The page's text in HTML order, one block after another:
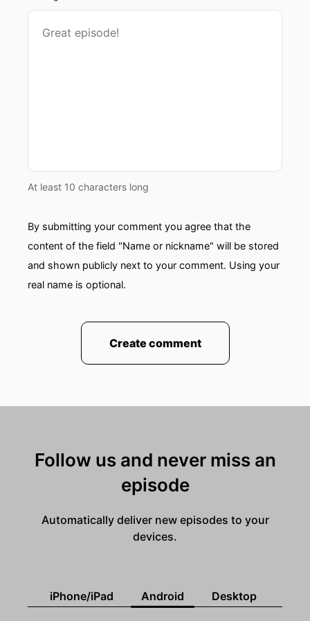
00:00:59: Darauf wollen wir uns heute
00:01:17: Etwas wovon wir überhaupt keine
00:01:23: Spätestens jetzt sollte die Leute
abschalten, meinste?
00:01:25: Ja.
00:01:27: Also ich muss
00:01:28: ja... Wenn du sagst, dass wir über
Krankenhaus reden und so dann machen wir das
00:01:32: Aber wollen wir nicht wieder
00:01:34: Wollen wir fangen nochmal neu an?
At least 10 characters long
By submitting your comment you agree that the
content of the field "Name or nickname" will be stored
and shown publicly next to your comment. Using your
real name is optional.
Create comment
Follow us and never miss an
episode
Automatically deliver new episodes to your
devices.
iPhone/iPad Android Desktop